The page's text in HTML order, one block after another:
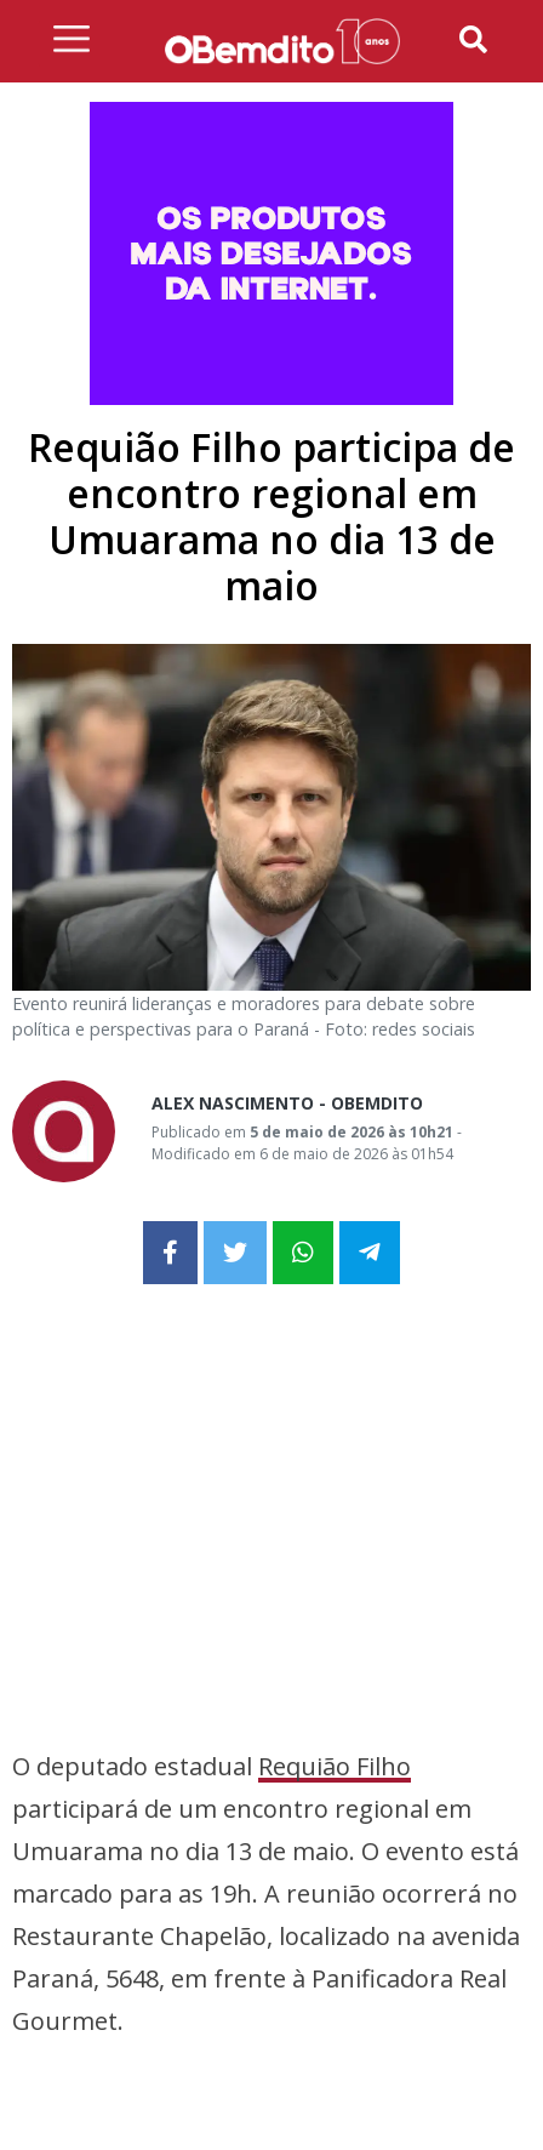
Requião Filho participa de
encontro regional em
Umuarama no dia 13 de
maio
Evento reunirá lideranças e moradores para debate sobre
política e perspectivas para o Paraná - Foto: redes sociais
ALEX NASCIMENTO - OBEMDITO
Publicado em 5 de maio de 2026 às 10h21 -
Modificado em 6 de maio de 2026 às 01h54
O deputado estadual Requião Filho
participará de um encontro regional em
Umuarama no dia 13 de maio. O evento está
marcado para as 19h. A reunião ocorrerá no
Restaurante Chapelão, localizado na avenida
Paraná, 5648, em frente à Panificadora Real
Gourmet.